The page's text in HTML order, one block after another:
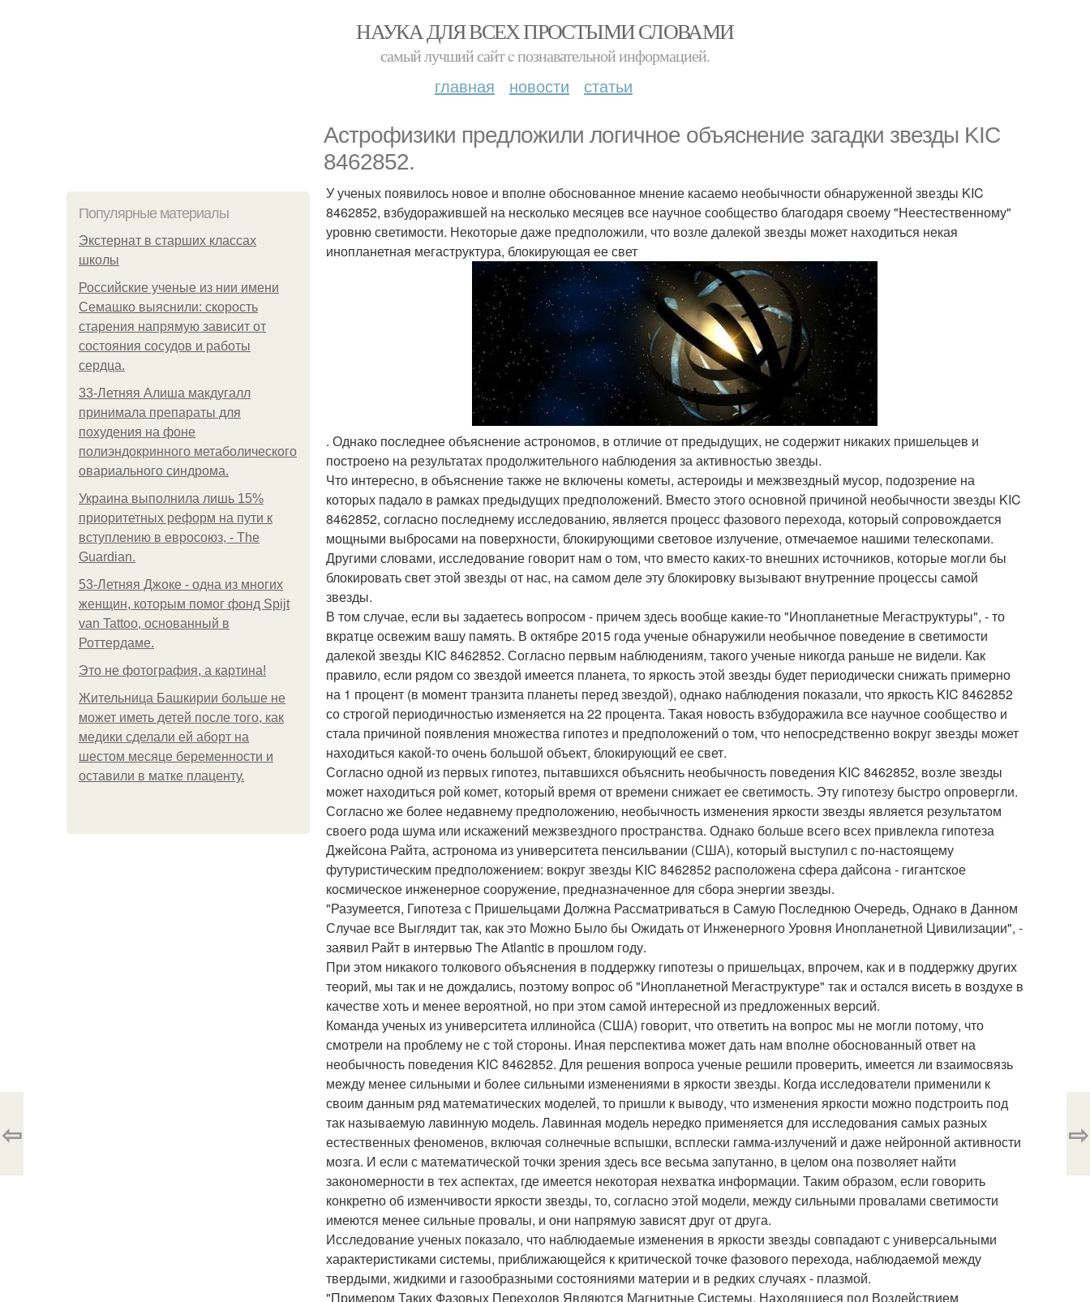
НАУКА ДЛЯ ВСЕХ ПРОСТЫМИ СЛОВАМИ
самый лучший сайт c познавательной информацией.
главная новости статьи
Астрофизики предложили логичное объяснение загадки звезды KIC
8462852.
Популярные материалы
Экстернат в старших классах
школы
Российские ученые из нии имени
Семашко выяснили: скорость
старения напрямую зависит от
состояния сосудов и работы
сердца.
33-Летняя Алиша макдугалл
принимала препараты для
похудения на фоне
полиэндокринного метаболического
овариального синдрома.
Украина выполнила лишь 15%
приоритетных реформ на пути к
вступлению в евросоюз, - The
Guardian.
53-Летняя Джоке - одна из многих
женщин, которым помог фонд Spijt
van Tattoo, основанный в
Роттердаме.
Это не фотография, а картина!
Жительница Башкирии больше не
может иметь детей после того, как
медики сделали ей аборт на
шестом месяце беременности и
оставили в матке плаценту.
У ученых появилось новое и вполне обоснованное мнение касаемо необычности обнаруженной звезды KIC
8462852, взбудоражившей на несколько месяцев все научное сообщество благодаря своему "Неестественному"
уровню светимости. Некоторые даже предположили, что возле далекой звезды может находиться некая
инопланетная мегаструктура, блокирующая ее свет
. Однако последнее объяснение астрономов, в отличие от предыдущих, не содержит никаких пришельцев и
построено на результатах продолжительного наблюдения за активностью звезды.
Что интересно, в объяснение также не включены кометы, астероиды и межзвездный мусор, подозрение на
которых падало в рамках предыдущих предположений. Вместо этого основной причиной необычности звезды KIC
8462852, согласно последнему исследованию, является процесс фазового перехода, который сопровождается
мощными выбросами на поверхности, блокирующими световое излучение, отмечаемое нашими телескопами.
Другими словами, исследование говорит нам о том, что вместо каких-то внешних источников, которые могли бы
блокировать свет этой звезды от нас, на самом деле эту блокировку вызывают внутренние процессы самой
звезды.
В том случае, если вы задаетесь вопросом - причем здесь вообще какие-то "Инопланетные Мегаструктуры", - то
вкратце освежим вашу память. В октябре 2015 года ученые обнаружили необычное поведение в светимости
далекой звезды KIC 8462852. Согласно первым наблюдениям, такого ученые никогда раньше не видели. Как
правило, если рядом со звездой имеется планета, то яркость этой звезды будет периодически снижать примерно
на 1 процент (в момент транзита планеты перед звездой), однако наблюдения показали, что яркость KIC 8462852
со строгой периодичностью изменяется на 22 процента. Такая новость взбудоражила все научное сообщество и
стала причиной появления множества гипотез и предположений о том, что непосредственно вокруг звезды может
находиться какой-то очень большой объект, блокирующий ее свет.
Согласно одной из первых гипотез, пытавшихся объяснить необычность поведения KIC 8462852, возле звезды
может находиться рой комет, который время от времени снижает ее светимость. Эту гипотезу быстро опровергли.
Согласно же более недавнему предположению, необычность изменения яркости звезды является результатом
своего рода шума или искажений межзвездного пространства. Однако больше всего всех привлекла гипотеза
Джейсона Райта, астронома из университета пенсильвании (США), который выступил с по-настоящему
футуристическим предположением: вокруг звезды KIC 8462852 расположена сфера дайсона - гигантское
космическое инженерное сооружение, предназначенное для сбора энергии звезды.
"Разумеется, Гипотеза с Пришельцами Должна Рассматриваться в Самую Последнюю Очередь, Однако в Данном
Случае все Выглядит так, как это Можно Было бы Ожидать от Инженерного Уровня Инопланетной Цивилизации", -
заявил Райт в интервью The Atlantic в прошлом году.
При этом никакого толкового объяснения в поддержку гипотезы о пришельцах, впрочем, как и в поддержку других
теорий, мы так и не дождались, поэтому вопрос об "Инопланетной Мегаструктуре" так и остался висеть в воздухе в
качестве хоть и менее вероятной, но при этом самой интересной из предложенных версий.
Команда ученых из университета иллинойса (США) говорит, что ответить на вопрос мы не могли потому, что
смотрели на проблему не с той стороны. Иная перспектива может дать нам вполне обоснованный ответ на
необычность поведения KIC 8462852. Для решения вопроса ученые решили проверить, имеется ли взаимосвязь
между менее сильными и более сильными изменениями в яркости звезды. Когда исследователи применили к
своим данным ряд математических моделей, то пришли к выводу, что изменения яркости можно подстроить под
так называемую лавинную модель. Лавинная модель нередко применяется для исследования самых разных
естественных феноменов, включая солнечные вспышки, всплески гамма-излучений и даже нейронной активности
мозга. И если с математической точки зрения здесь все весьма запутанно, в целом она позволяет найти
закономерности в тех аспектах, где имеется некоторая нехватка информации. Таким образом, если говорить
конкретно об изменчивости яркости звезды, то, согласно этой модели, между сильными провалами светимости
имеются менее сильные провалы, и они напрямую зависят друг от друга.
Исследование ученых показало, что наблюдаемые изменения в яркости звезды совпадают с универсальными
характеристиками системы, приближающейся к критической точке фазового перехода, наблюдаемой между
твердыми, жидкими и газообразными состояниями материи и в редких случаях - плазмой.
"Примером Таких Фазовых Переходов Являются Магнитные Системы, Находящиеся под Воздействием
⇦ ⇨